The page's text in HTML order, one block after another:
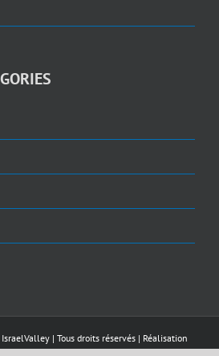
IsraelValley | Tous droits réservés | Réalisation
etNEDGRAPHIC| Sécurisé parPelomia